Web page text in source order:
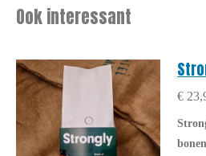
Ook interessant
€